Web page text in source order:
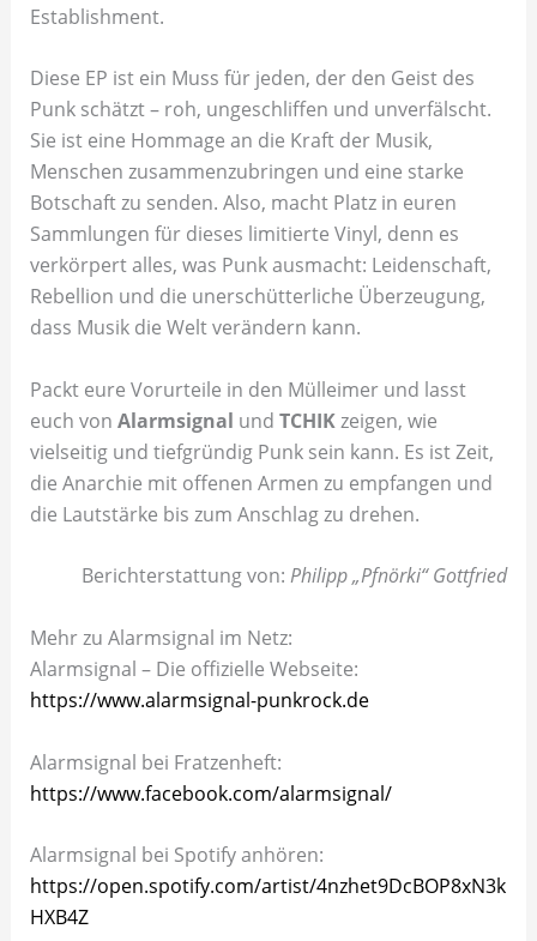
Establishment.
Diese EP ist ein Muss für jeden, der den Geist des
Punk schätzt – roh, ungeschliffen und unverfälscht.
Sie ist eine Hommage an die Kraft der Musik,
Menschen zusammenzubringen und eine starke
Botschaft zu senden. Also, macht Platz in euren
Sammlungen für dieses limitierte Vinyl, denn es
verkörpert alles, was Punk ausmacht: Leidenschaft,
Rebellion und die unerschütterliche Überzeugung,
dass Musik die Welt verändern kann.
Packt eure Vorurteile in den Mülleimer und lasst
euch von Alarmsignal und TCHIKzeigen, wie
vielseitig und tiefgründig Punk sein kann. Es ist Zeit,
die Anarchie mit offenen Armen zu empfangen und
die Lautstärke bis zum Anschlag zu drehen.
Berichterstattung von:Philipp „Pfnörki“ Gottfried
Mehr zu Alarmsignal im Netz:
Alarmsignal – Die offizielle Webseite:
https://www.alarmsignal-punkrock.de
Alarmsignal bei Fratzenheft:
https://www.facebook.com/alarmsignal/
Alarmsignal bei Spotify anhören:
https://open.spotify.com/artist/4nzhet9DcBOP8xN3k
HXB4Z